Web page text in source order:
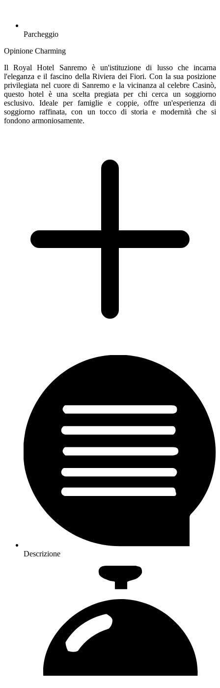
Parcheggio
Opinione Charming
Il Royal Hotel Sanremo è un'istituzione di lusso che incarna
l'eleganza e il fascino della Riviera dei Fiori. Con la sua posizione
privilegiata nel cuore di Sanremo e la vicinanza al celebre Casinò,
questo hotel è una scelta pregiata per chi cerca un soggiorno
esclusivo. Ideale per famiglie e coppie, offre un'esperienza di
soggiorno raffinata, con un tocco di storia e modernità che si
fondono armoniosamente.
Descrizione